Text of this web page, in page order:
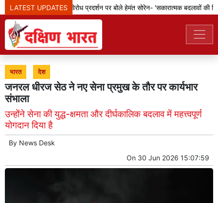
LATEST UPDATES
झारखंड: छात्रों के विरोध प्रदर्शन पर बोले हेमंत सोरेन- 'सकारात्मक बदलावों की
भारत देश
जनरल धीरज सेठ ने नए सेना प्रमुख के तौर पर कार्यभार
संभाला
उन्होंने सेना की युद्ध-क्षमता और दीर्घकालिक बदलाव में महत्त्वपूर्ण
योगदान दिया है
By News Desk
On 30 Jun 2026 15:07:59